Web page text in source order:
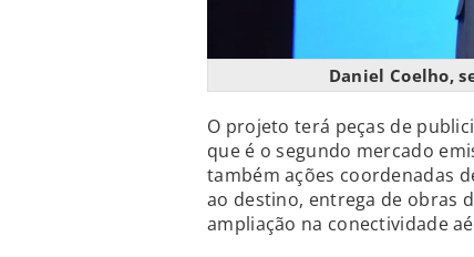
Daniel Coelho,
O projeto terá peças de
que é o segundo mercado
também ações coordenadas
ao destino, entrega de obras
ampliação na conectividade